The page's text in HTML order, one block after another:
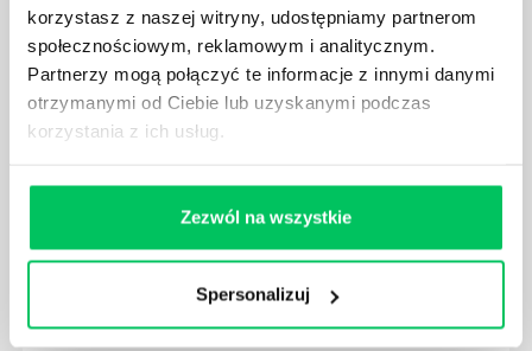
korzystasz z naszej witryny, udostępniamy partnerom
społecznościowym, reklamowym i analitycznym.
Partnerzy mogą połączyć te informacje z innymi danymi
otrzymanymi od Ciebie lub uzyskanymi podczas
korzystania z ich usług.
Zezwól na wszystkie
Spersonalizuj
będą zobowiązane przestrzegać zasad, których
wprowadzenie dąży do ujednolicenia jakości
produktów, które trafiają do klientów.
CZYM ZAJMUJE SIĘ AUDYTOR WEWNĘTRZNY
LABORATORIUM?
W każdym miejscu pracy osoby zatrudnione na
poszczególne stanowiska muszą wykonywać
zgodnie z zaleceniami powierzone sobie zadania.